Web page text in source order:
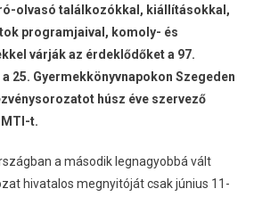
olvasó találkozókkal, kiállításokkal,
programjaival, komoly- és
várják az érdeklődőket a 97.
25. Gyermekkönyvnapokon Szegeden
húsz éve szervező
t.
a második legnagyobbá vált
hivatalos megnyitóját csak június 11-